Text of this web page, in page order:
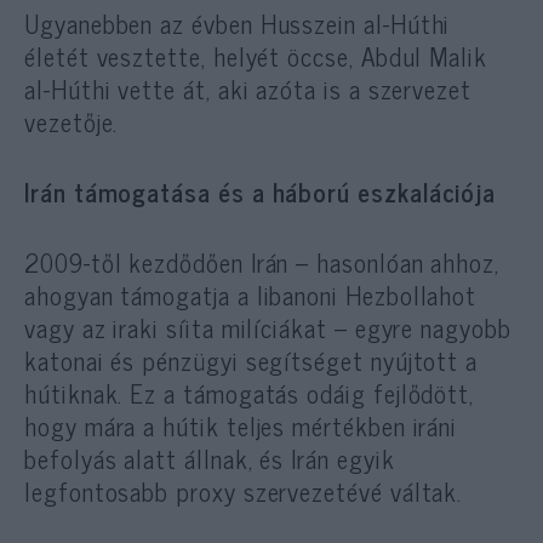
Ugyanebben az évben Husszein al-Húthi
életét vesztette, helyét öccse, Abdul Malik
al-Húthi vette át, aki azóta is a szervezet
vezetője.
Irán támogatása és a háború eszkalációja
2009-től kezdődően Irán – hasonlóan ahhoz,
ahogyan támogatja a libanoni Hezbollahot
vagy az iraki síita milíciákat – egyre nagyobb
katonai és pénzügyi segítséget nyújtott a
hútiknak. Ez a támogatás odáig fejlődött,
hogy mára a hútik teljes mértékben iráni
befolyás alatt állnak, és Irán egyik
legfontosabb proxy szervezetévé váltak.